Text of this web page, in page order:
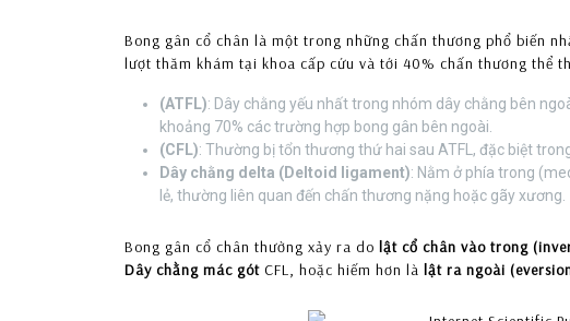
Bong gân cổ chân là một trong những chấn thương phổ biến
lượt thăm khám tại khoa cấp cứu và tới 40% chấn thương thể
(ATFL): Dây chằng yếu nhất trong nhóm dây chằng bên
khoảng 70% các trường hợp bong gân bên ngoài.
(CFL): Thường bị tổn thương thứ hai sau ATFL, đặc biệt
Dây chằng delta (Deltoid ligament): Nằm ở phía trong
lẻ, thường liên quan đến chấn thương nặng hoặc gãy xương.
Bong gân cổ chân thường xảy ra do lật cổ chân vào trong
Dây chằng mác gót CFL, hoặc hiếm hơn là lật ra ngoài